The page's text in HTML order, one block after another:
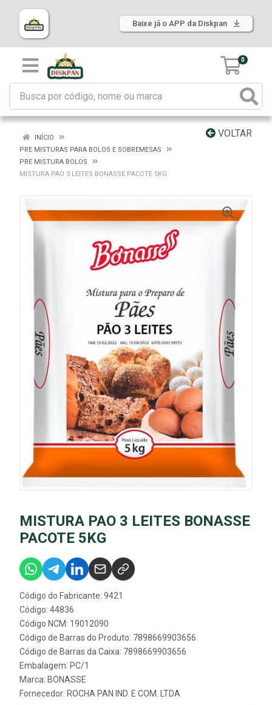
Baixe já o APP da Diskpan
0
VOLTAR
INÍCIO
PRE MISTURAS PARA BOLOS E SOBREMESAS
PRE MISTURA BOLOS
MISTURA PAO 3 LEITES BONASSE PACOTE 5KG
MISTURA PAO 3 LEITES BONASSE
PACOTE 5KG
Código do Fabricante: 9421
Código: 44836
Código NCM: 19012090
Código de Barras do Produto: 7898669903656
Código de Barras da Caixa: 7898669903656
Embalagem: PC/1
Marca: BONASSE
Fornecedor: ROCHA PAN IND. E COM. LTDA